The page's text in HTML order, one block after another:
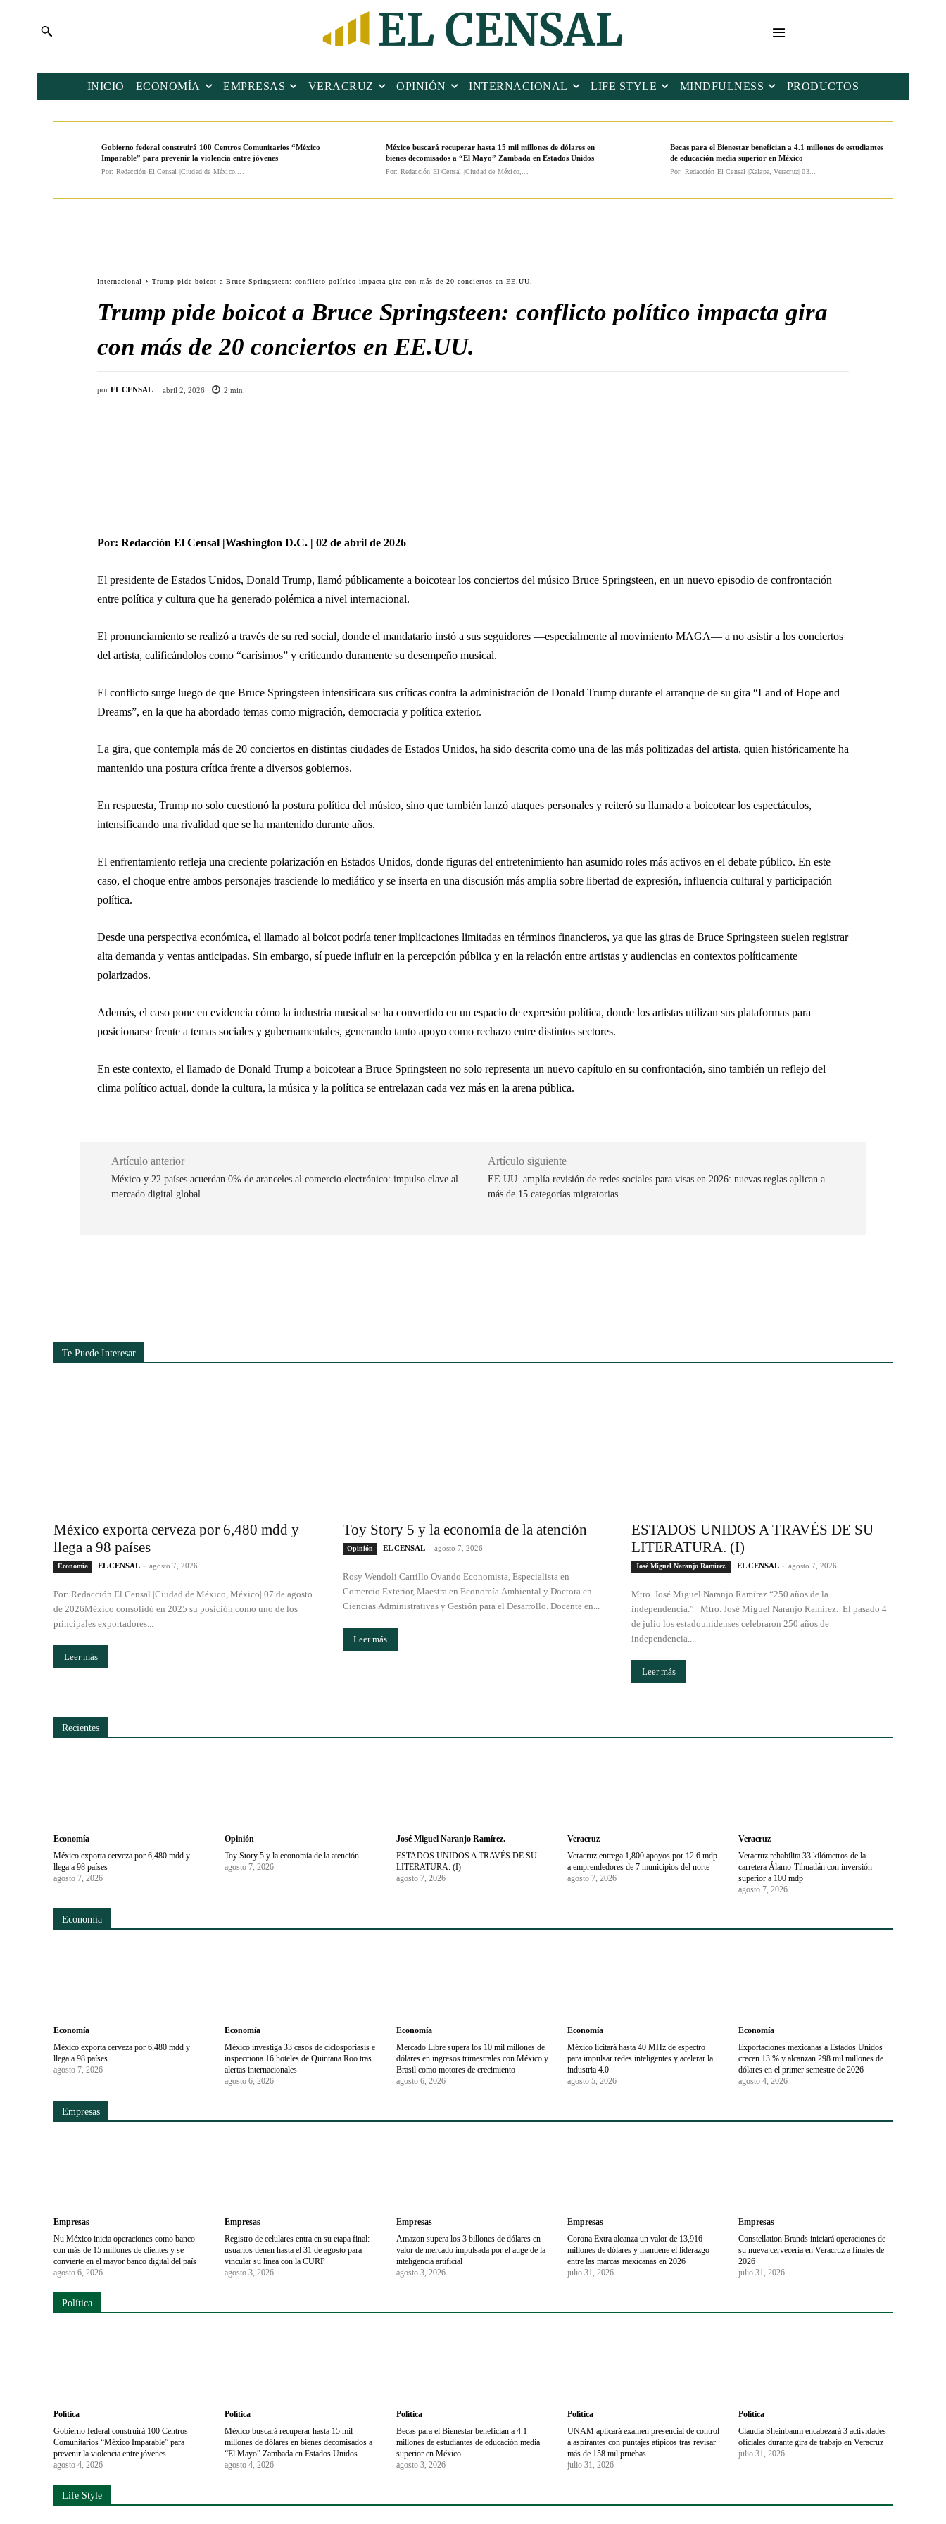
INICIO ECONOMÍA EMPRESAS VERACRUZ OPINIÓN INTERNACIONAL LIFE STYLE MINDFULNESS PRODUCTOS
Gobierno federal construirá 100 Centros Comunitarios “México
Imparable” para prevenir la violencia entre jóvenes
Por: Redacción El Censal |Ciudad de México,...
México buscará recuperar hasta 15 mil millones de dólares en
bienes decomisados a “El Mayo” Zambada en Estados Unidos
Por: Redacción El Censal |Ciudad de México,...
Becas para el Bienestar benefician a 4.1 millones de estudiantes
de educación media superior en México
Por: Redacción El Censal |Xalapa, Veracruz| 03...
Internacional Trump pide boicot a Bruce Springsteen: conflicto político impacta gira con más de 20 conciertos en EE.UU.
Trump pide boicot a Bruce Springsteen: conflicto político impacta gira
con más de 20 conciertos en EE.UU.
por EL CENSAL abril 2, 2026 2 min.
Por: Redacción El Censal |Washington D.C. | 02 de abril de 2026
El presidente de Estados Unidos, Donald Trump, llamó públicamente a boicotear los conciertos del músico Bruce Springsteen, en un nuevo episodio de confrontación
entre política y cultura que ha generado polémica a nivel internacional.
El pronunciamiento se realizó a través de su red social, donde el mandatario instó a sus seguidores —especialmente al movimiento MAGA— a no asistir a los conciertos
del artista, calificándolos como “carísimos” y criticando duramente su desempeño musical.
El conflicto surge luego de que Bruce Springsteen intensificara sus críticas contra la administración de Donald Trump durante el arranque de su gira “Land of Hope and
Dreams”, en la que ha abordado temas como migración, democracia y política exterior.
La gira, que contempla más de 20 conciertos en distintas ciudades de Estados Unidos, ha sido descrita como una de las más politizadas del artista, quien históricamente ha
mantenido una postura crítica frente a diversos gobiernos.
En respuesta, Trump no solo cuestionó la postura política del músico, sino que también lanzó ataques personales y reiteró su llamado a boicotear los espectáculos,
intensificando una rivalidad que se ha mantenido durante años.
El enfrentamiento refleja una creciente polarización en Estados Unidos, donde figuras del entretenimiento han asumido roles más activos en el debate público. En este
caso, el choque entre ambos personajes trasciende lo mediático y se inserta en una discusión más amplia sobre libertad de expresión, influencia cultural y participación
política.
Desde una perspectiva económica, el llamado al boicot podría tener implicaciones limitadas en términos financieros, ya que las giras de Bruce Springsteen suelen registrar
alta demanda y ventas anticipadas. Sin embargo, sí puede influir en la percepción pública y en la relación entre artistas y audiencias en contextos políticamente
polarizados.
Además, el caso pone en evidencia cómo la industria musical se ha convertido en un espacio de expresión política, donde los artistas utilizan sus plataformas para
posicionarse frente a temas sociales y gubernamentales, generando tanto apoyo como rechazo entre distintos sectores.
En este contexto, el llamado de Donald Trump a boicotear a Bruce Springsteen no solo representa un nuevo capítulo en su confrontación, sino también un reflejo del
clima político actual, donde la cultura, la música y la política se entrelazan cada vez más en la arena pública.
Artículo anterior
México y 22 países acuerdan 0% de aranceles al comercio electrónico: impulso clave al
mercado digital global
Artículo siguiente
EE.UU. amplía revisión de redes sociales para visas en 2026: nuevas reglas aplican a
más de 15 categorías migratorias
Te Puede Interesar
México exporta cerveza por 6,480 mdd y
llega a 98 países
Economía EL CENSAL - agosto 7, 2026
Por: Redacción El Censal |Ciudad de México, México| 07 de agosto
de 2026México consolidó en 2025 su posición como uno de los
principales exportadores...
Leer más
Toy Story 5 y la economía de la atención
Opinión EL CENSAL - agosto 7, 2026
Rosy Wendoli Carrillo Ovando Economista, Especialista en
Comercio Exterior, Maestra en Economía Ambiental y Doctora en
Ciencias Administrativas y Gestión para el Desarrollo. Docente en...
Leer más
ESTADOS UNIDOS A TRAVÉS DE SU
LITERATURA. (I)
José Miguel Naranjo Ramírez. EL CENSAL - agosto 7, 2026
Mtro. José Miguel Naranjo Ramírez.“250 años de la
independencia.” Mtro. José Miguel Naranjo Ramírez. El pasado 4
de julio los estadounidenses celebraron 250 años de
independencia....
Leer más
Recientes
Economía
México exporta cerveza por 6,480 mdd y
llega a 98 países
agosto 7, 2026
Opinión
Toy Story 5 y la economía de la atención
agosto 7, 2026
José Miguel Naranjo Ramírez.
ESTADOS UNIDOS A TRAVÉS DE SU
LITERATURA. (I)
agosto 7, 2026
Veracruz
Veracruz entrega 1,800 apoyos por 12.6 mdp
a emprendedores de 7 municipios del norte
agosto 7, 2026
Veracruz
Veracruz rehabilita 33 kilómetros de la
carretera Álamo-Tihuatlán con inversión
superior a 100 mdp
agosto 7, 2026
Economía
Economía
México exporta cerveza por 6,480 mdd y
llega a 98 países
agosto 7, 2026
Economía
México investiga 33 casos de ciclosporiasis e
inspecciona 16 hoteles de Quintana Roo tras
alertas internacionales
agosto 6, 2026
Economía
Mercado Libre supera los 10 mil millones de
dólares en ingresos trimestrales con México y
Brasil como motores de crecimiento
agosto 6, 2026
Economía
México licitará hasta 40 MHz de espectro
para impulsar redes inteligentes y acelerar la
industria 4.0
agosto 5, 2026
Economía
Exportaciones mexicanas a Estados Unidos
crecen 13 % y alcanzan 298 mil millones de
dólares en el primer semestre de 2026
agosto 4, 2026
Empresas
Empresas
Nu México inicia operaciones como banco
con más de 15 millones de clientes y se
convierte en el mayor banco digital del país
agosto 6, 2026
Empresas
Registro de celulares entra en su etapa final:
usuarios tienen hasta el 31 de agosto para
vincular su línea con la CURP
agosto 3, 2026
Empresas
Amazon supera los 3 billones de dólares en
valor de mercado impulsada por el auge de la
inteligencia artificial
agosto 3, 2026
Empresas
Corona Extra alcanza un valor de 13,916
millones de dólares y mantiene el liderazgo
entre las marcas mexicanas en 2026
julio 31, 2026
Empresas
Constellation Brands iniciará operaciones de
su nueva cervecería en Veracruz a finales de
2026
julio 31, 2026
Política
Política
Gobierno federal construirá 100 Centros
Comunitarios “México Imparable” para
prevenir la violencia entre jóvenes
agosto 4, 2026
Política
México buscará recuperar hasta 15 mil
millones de dólares en bienes decomisados a
“El Mayo” Zambada en Estados Unidos
agosto 4, 2026
Política
Becas para el Bienestar benefician a 4.1
millones de estudiantes de educación media
superior en México
agosto 3, 2026
Política
UNAM aplicará examen presencial de control
a aspirantes con puntajes atípicos tras revisar
más de 158 mil pruebas
julio 31, 2026
Política
Claudia Sheinbaum encabezará 3 actividades
oficiales durante gira de trabajo en Veracruz
julio 31, 2026
Life Style